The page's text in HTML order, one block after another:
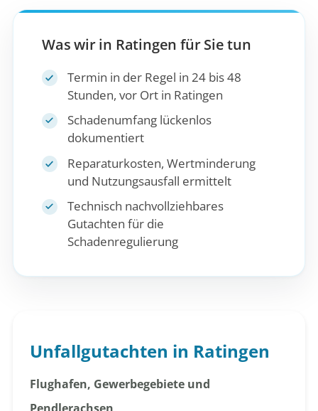
Was wir in Ratingen für Sie tun
Termin in der Regel in 24 bis 48
Stunden, vor Ort in Ratingen
Schadenumfang lückenlos
dokumentiert
Reparaturkosten, Wertminderung
und Nutzungsausfall ermittelt
Technisch nachvollziehbares
Gutachten für die
Schadenregulierung
Unfallgutachten in Ratingen
Flughafen, Gewerbegebiete und